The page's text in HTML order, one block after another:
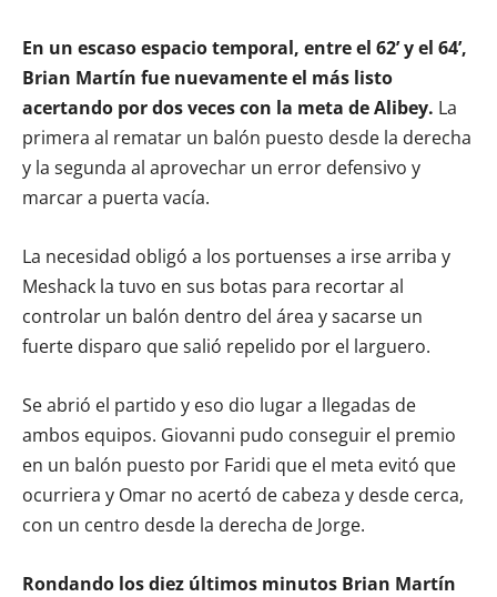
En un escaso espacio temporal, entre el 62’ y el 64’,
Brian Martín fue nuevamente el más listo
acertando por dos veces con la meta de Alibey. La
primera al rematar un balón puesto desde la derecha
y la segunda al aprovechar un error defensivo y
marcar a puerta vacía.
La necesidad obligó a los portuenses a irse arriba y
Meshack la tuvo en sus botas para recortar al
controlar un balón dentro del área y sacarse un
fuerte disparo que salió repelido por el larguero.
Se abrió el partido y eso dio lugar a llegadas de
ambos equipos. Giovanni pudo conseguir el premio
en un balón puesto por Faridi que el meta evitó que
ocurriera y Omar no acertó de cabeza y desde cerca,
con un centro desde la derecha de Jorge.
Rondando los diez últimos minutos Brian Martín